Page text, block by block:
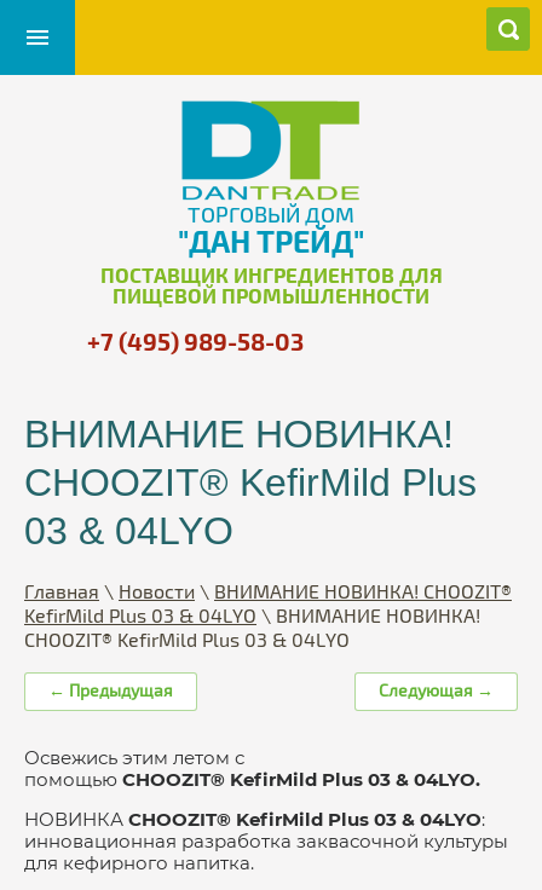
ТОРГОВЫЙ ДОМ
"ДАН ТРЕЙД"
ПОСТАВЩИК ИНГРЕДИЕНТОВ ДЛЯ
ПИЩЕВОЙ ПРОМЫШЛЕННОСТИ
+7 (495) 989-58-03
ВНИМАНИЕ НОВИНКА!
CHOOZIT® KefirMild Plus
03 & 04LYO
Главная \ Новости \ ВНИМАНИЕ НОВИНКА! CHOOZIT®
KefirMild Plus 03 & 04LYO \ ВНИМАНИЕ НОВИНКА!
CHOOZIT® KefirMild Plus 03 & 04LYO
← Предыдущая Следующая →
Освежись этим летом с
помощью CHOOZIT® KefirMild Plus 03 & 04LYO.
НОВИНКА CHOOZIT® KefirMild Plus 03 & 04LYO:
инновационная разработка заквасочной культуры
для кефирного напитка.